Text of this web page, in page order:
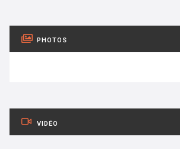
PHOTOS
VIDÉO